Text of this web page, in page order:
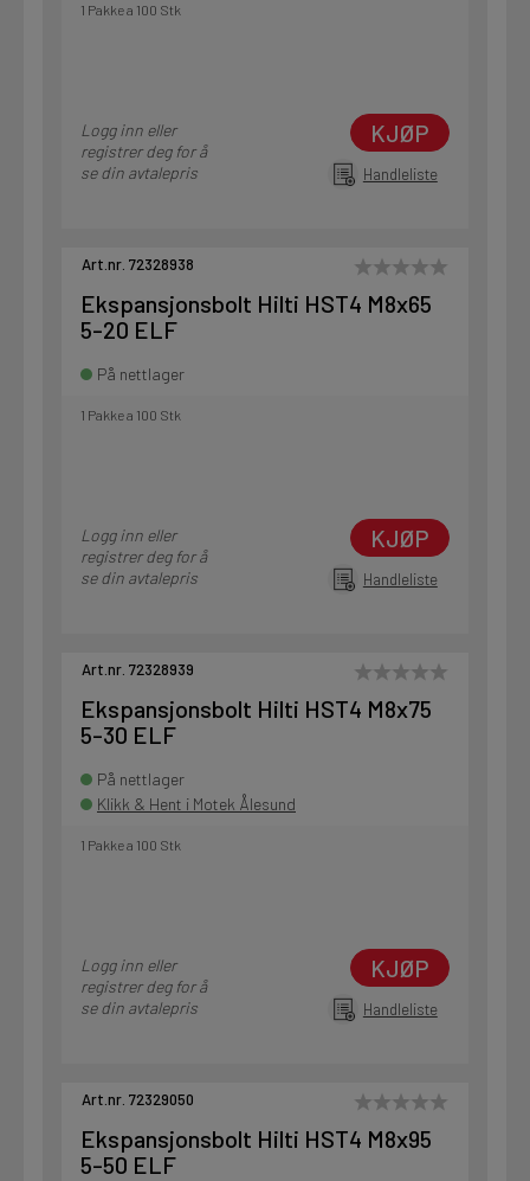
1 Pakke a 100 Stk
Logg inn eller
registrer deg for å
se din avtalepris
KJØP
Handleliste
Art.nr. 72328938
Ekspansjonsbolt Hilti HST4 M8x65
5-20 ELF
På nettlager
1 Pakke a 100 Stk
Logg inn eller
registrer deg for å
se din avtalepris
KJØP
Handleliste
Art.nr. 72328939
Ekspansjonsbolt Hilti HST4 M8x75
5-30 ELF
På nettlager
Klikk & Hent i Motek Ålesund
1 Pakke a 100 Stk
Logg inn eller
registrer deg for å
se din avtalepris
KJØP
Handleliste
Art.nr. 72329050
Ekspansjonsbolt Hilti HST4 M8x95
5-50 ELF